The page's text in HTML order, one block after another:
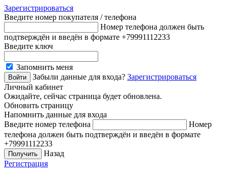
Зарегистрироваться
Введите номер покупателя / телефона
Номер телефона должен быть
подтверждён и введён в формате +79991112233
Введите ключ
Запомнить меня
Забыли данные для входа? Зарегистрироваться
Личный кабинет
Ожидайте, сейчас страница будет обновлена.
Обновить страницу
Напомнить данные для входа
Введите номер телефона
Номер
телефона должен быть подтверждён и введён в формате
+79991112233
Назад
Регистрация